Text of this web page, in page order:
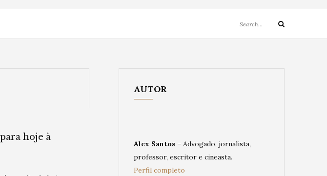
for:
Search
hoje à
AUTOR
Alex Santos – Advogado, jornalista,
professor, escritor e cineasta.
Perfil completo